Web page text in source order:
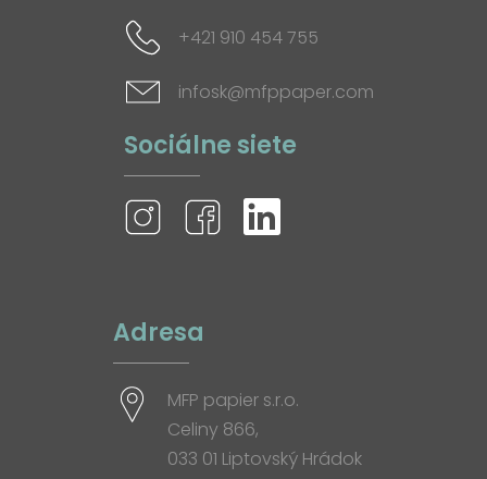
+421 910 454 755
infosk@mfppaper.com
Sociálne siete
Adresa
MFP papier s.r.o.
Celiny 866,
033 01 Liptovský Hrádok